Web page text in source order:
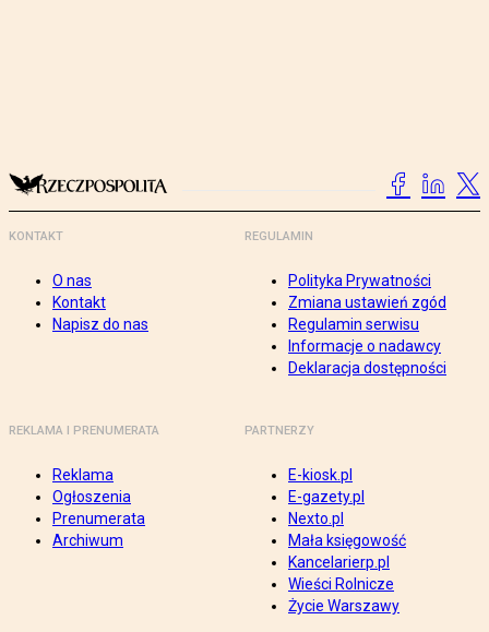
KONTAKT
O nas
Kontakt
Napisz do nas
REGULAMIN
Polityka Prywatności
Zmiana ustawień zgód
Regulamin serwisu
Informacje o nadawcy
Deklaracja dostępności
REKLAMA I PRENUMERATA
Reklama
Ogłoszenia
Prenumerata
Archiwum
PARTNERZY
E-kiosk.pl
E-gazety.pl
Nexto.pl
Mała księgowość
Kancelarierp.pl
Wieści Rolnicze
Życie Warszawy